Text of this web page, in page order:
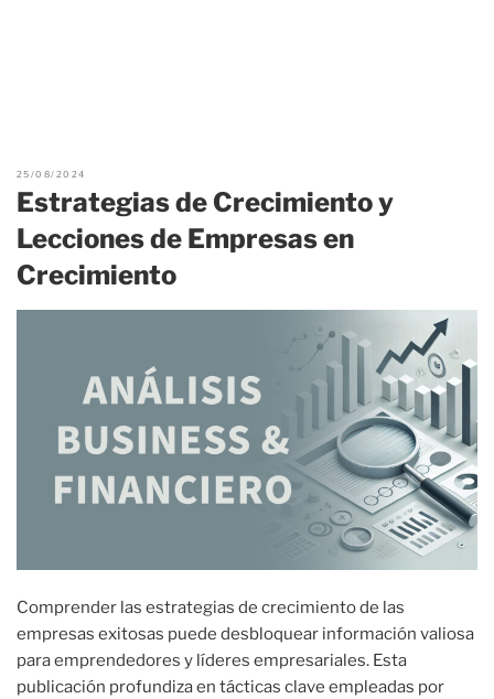
25/08/2024
Estrategias de Crecimiento y
Lecciones de Empresas en
Crecimiento
Comprender las estrategias de crecimiento de las
empresas exitosas puede desbloquear información valiosa
para emprendedores y líderes empresariales. Esta
publicación profundiza en tácticas clave empleadas por